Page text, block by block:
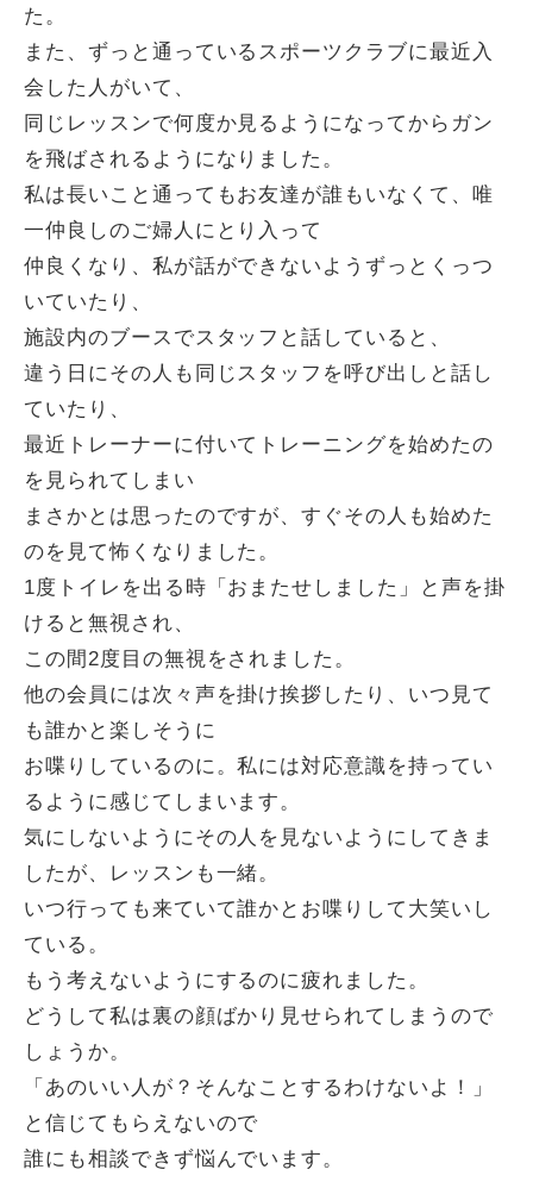
た。
また、ずっと通っているスポーツクラブに最近入
会した人がいて、
同じレッスンで何度か見るようになってからガン
を飛ばされるようになりました。
私は長いこと通ってもお友達が誰もいなくて、唯
一仲良しのご婦人にとり入って
仲良くなり、私が話ができないようずっとくっつ
いていたり、
施設内のブースでスタッフと話していると、
違う日にその人も同じスタッフを呼び出しと話し
ていたり、
最近トレーナーに付いてトレーニングを始めたの
を見られてしまい
まさかとは思ったのですが、すぐその人も始めた
のを見て怖くなりました。
1度トイレを出る時「おまたせしました」と声を掛
けると無視され、
この間2度目の無視をされました。
他の会員には次々声を掛け挨拶したり、いつ見て
も誰かと楽しそうに
お喋りしているのに。私には対応意識を持ってい
るように感じてしまいます。
気にしないようにその人を見ないようにしてきま
したが、レッスンも一緒。
いつ行っても来ていて誰かとお喋りして大笑いし
ている。
もう考えないようにするのに疲れました。
どうして私は裏の顔ばかり見せられてしまうので
しょうか。
「あのいい人が？そんなことするわけないよ！」
と信じてもらえないので
誰にも相談できず悩んでいます。